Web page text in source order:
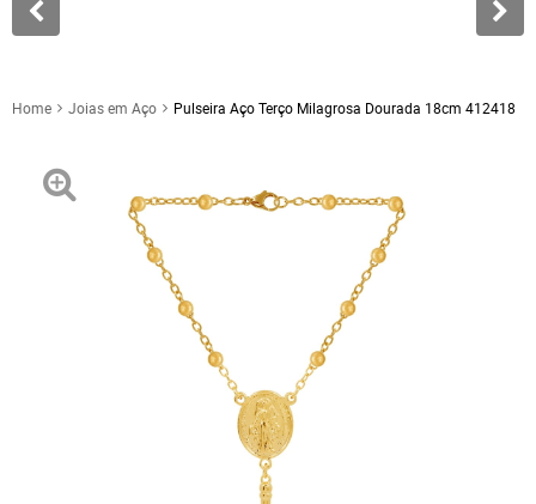
Home Joias em Aço Pulseira Aço Terço Milagrosa Dourada 18cm 412418